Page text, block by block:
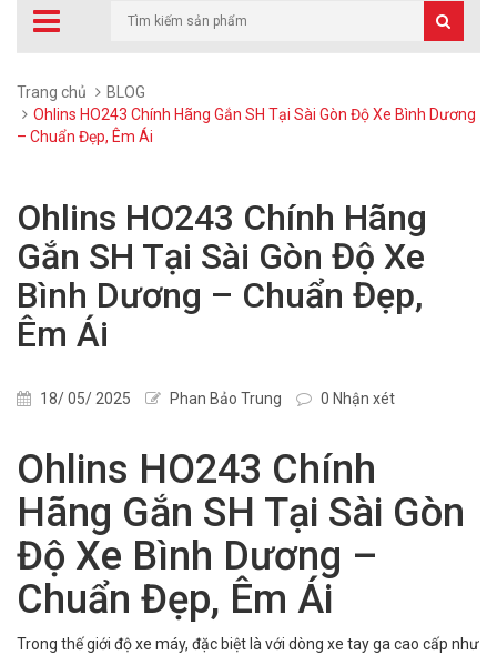
Trang chủ
BLOG
Ohlins HO243 Chính Hãng Gắn SH Tại Sài Gòn Độ Xe Bình Dương
– Chuẩn Đẹp, Êm Ái
Ohlins HO243 Chính Hãng
Gắn SH Tại Sài Gòn Độ Xe
Bình Dương – Chuẩn Đẹp,
Êm Ái
18/ 05/ 2025 Phan Bảo Trung 0 Nhận xét
Ohlins HO243 Chính
Hãng Gắn SH Tại Sài Gòn
Độ Xe Bình Dương –
Chuẩn Đẹp, Êm Ái
Trong thế giới độ xe máy, đặc biệt là với dòng xe tay ga cao cấp như